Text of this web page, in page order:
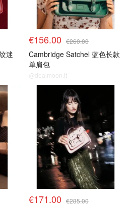
迷
€156.00 €260.00
Cambridge Satchel 蓝色长款
单肩包
@dealmoon.it
€171.00 €285.00